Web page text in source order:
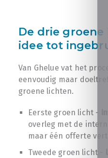
De drie groene
idee tot
Van Ghelue vat het
eenvoudig maar
groene lichten.
Eerste groen licht -
overleg met de
maar één offerte
Tweede groen licht -